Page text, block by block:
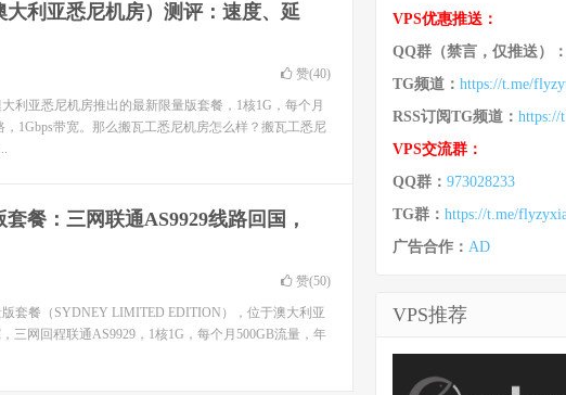
利亚悉尼机房）测评：速度、延
赞(40)
利亚悉尼机房推出的最新限量版套餐，1核1G，每个月
1Gbps带宽。那么搬瓦工悉尼机房怎么样？搬瓦工悉尼
餐：三网联通AS9929线路回国，
赞(50)
套餐（SYDNEY LIMITED EDITION），位于澳大利亚
三网回程联通AS9929，1核1G，每个月500GB流量，年
VPS优惠推送：
QQ群（禁言，仅推送）：
TG频道： https://t.me/
RSS订阅TG频道： https://
VPS交流群：
QQ群： 973028233
TG群： https://t.me/
广告合作： AD
VPS推荐